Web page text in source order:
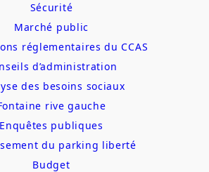
Sécurité
Marché public
réglementaires du CCAS
d’administration
des besoins sociaux
rive gauche
Enquêtes publiques
du parking liberté
Budget